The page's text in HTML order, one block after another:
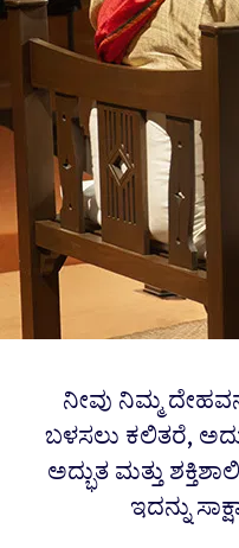
ನೀವು ನಿಮ್ಮ
ಬಳಸಲು ಕಲಿತರೆ,
ಅದ್ಭುತ ಮತ್ತು
ಇದನ್ನು